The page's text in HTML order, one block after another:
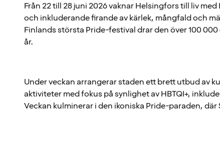
Från 22 till 28 juni 2026 vaknar Helsingfors till liv
och inkluderande firande av kärlek, mångfald och
Finlands största Pride-festival drar den över 100
år.
Under veckan arrangerar staden ett brett utbud av
aktiviteter med fokus på synlighet av HBTQI+,
Veckan kulminerar i den ikoniska Pride-paraden,